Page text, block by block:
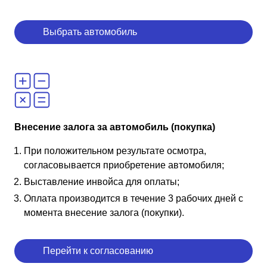
Выбрать автомобиль
Внесение залога за автомобиль (покупка)
При положительном результате осмотра,
согласовывается приобретение автомобиля;
Выставление инвойса для оплаты;
Оплата производится в течение 3 рабочих дней с
момента внесение залога (покупки).
Перейти к согласованию